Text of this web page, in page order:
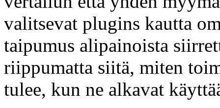
valitsevat plugins kautta
taipumus alipainoista
riippumatta siitä, miten
tulee, kun ne alkavat